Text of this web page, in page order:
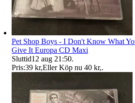
Pet Shop Boys - I Don't Know What
Give It Europa CD Maxi
Sluttid12 aug 21:50.
Pris:39 kr,Eller Köp nu 40 kr,.